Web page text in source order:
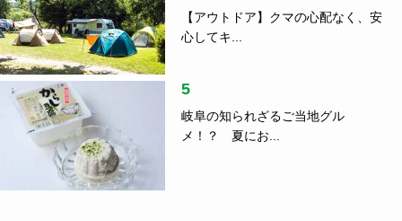
【アウトドア】クマの心配なく、安
心してキ...
5
岐阜の知られざるご当地グル
メ！？ 夏にお...